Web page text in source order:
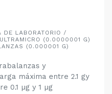
DE LABORATORIO /
(0.0000001 G)
(0.000001 G)
y
máxima entre 2.1 gy
0.1 µg y 1 µg